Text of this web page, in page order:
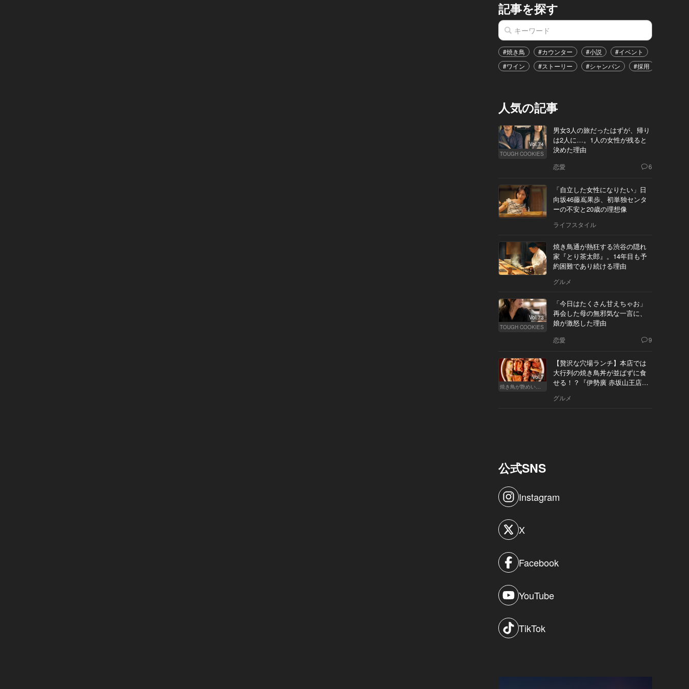
記事を探す
#焼き鳥 #カウンター #小説 #イベント
#ワイン
#ストーリー #シャンパン #採用
人気の記事
Vol.74
TOUGH COOKIES
男女3人の旅だったはずが、帰り
は2人に…。1人の女性が残ると
決めた理由
恋愛 6
「自立した女性になりたい」日
向坂46藤嶌果歩、初単独センタ
ーの不安と20歳の理想像
ライフスタイル
焼き鳥通が熱狂する渋谷の隠れ
家『とり茶太郎』。14年目も予
約困難であり続ける理由
グルメ
Vol.73
TOUGH COOKIES
「今日はたくさん甘えちゃお」
再会した母の無邪気な一言に、
娘が激怒した理由
恋愛 9
Vol.7
焼き鳥が艶めいてきた
【贅沢な穴場ランチ】本店では
大行列の焼き鳥丼が並ばずに食
せる！？『伊勢廣 赤坂山王店』
グルメ
公式SNS
Instagram
X
Facebook
YouTube
TikTok